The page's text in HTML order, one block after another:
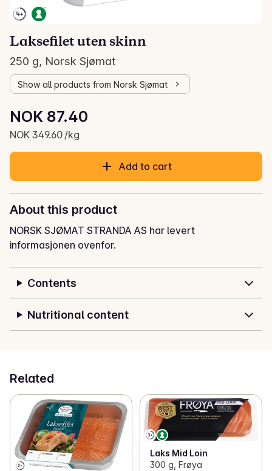
Laksefilet uten skinn
250 g, Norsk Sjømat
Show all products from Norsk Sjømat
Current price is: NOK 87.40
NOK 87.40
NOK 349.60 /kg
Unit price: NOK 349.60 /kg
Add to cart
About this product
NORSK SJØMAT STRANDA AS har levert
informasjonen ovenfor.
Contents
Nutritional content
Related
Laks Mid Loin
300 g, Frøya